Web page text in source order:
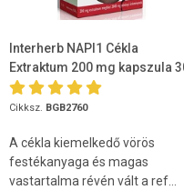
Interherb NAPI1 Cékla
Extraktum 200 mg kapszula
db
Cikksz. BGB2760
A cékla kiemelkedő vörös
festékanyaga és magas
vastartalma révén vált a ref...